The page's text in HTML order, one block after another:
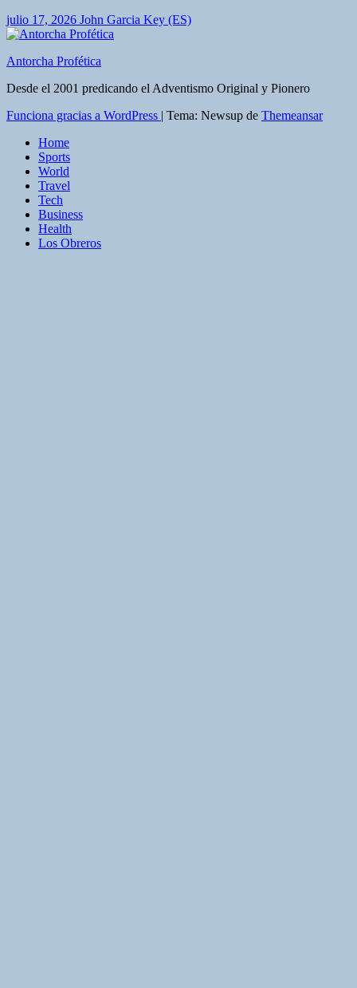
julio 17, 2026 John Garcia Key (ES)
Antorcha Profética
Desde el 2001 predicando el Adventismo Original y Pionero
Funciona gracias a WordPress | Tema: Newsup de Themeansar
Home
Sports
World
Travel
Tech
Business
Health
Los Obreros